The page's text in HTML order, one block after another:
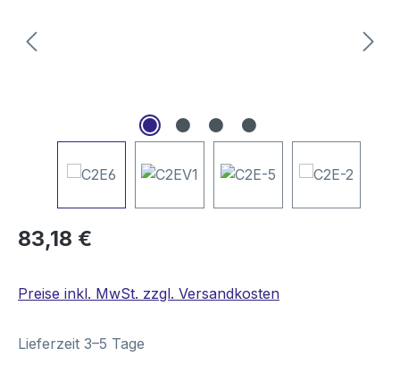
Regulärer Preis:
83,18 €
Preise inkl. MwSt. zzgl. Versandkosten
Lieferzeit 3–5 Tage